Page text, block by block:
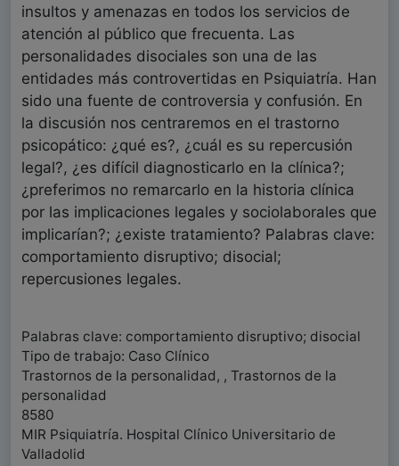
insultos y amenazas en todos los servicios de
atención al público que frecuenta. Las
personalidades disociales son una de las
entidades más controvertidas en Psiquiatría. Han
sido una fuente de controversia y confusión. En
la discusión nos centraremos en el trastorno
psicopático: ¿qué es?, ¿cuál es su repercusión
legal?, ¿es difícil diagnosticarlo en la clínica?;
¿preferimos no remarcarlo en la historia clínica
por las implicaciones legales y sociolaborales que
implicarían?; ¿existe tratamiento? Palabras clave:
comportamiento disruptivo; disocial;
repercusiones legales.
Palabras clave: comportamiento disruptivo; disocial
Tipo de trabajo: Caso Clínico
Trastornos de la personalidad, , Trastornos de la
personalidad
8580
MIR Psiquiatría. Hospital Clínico Universitario de
Valladolid